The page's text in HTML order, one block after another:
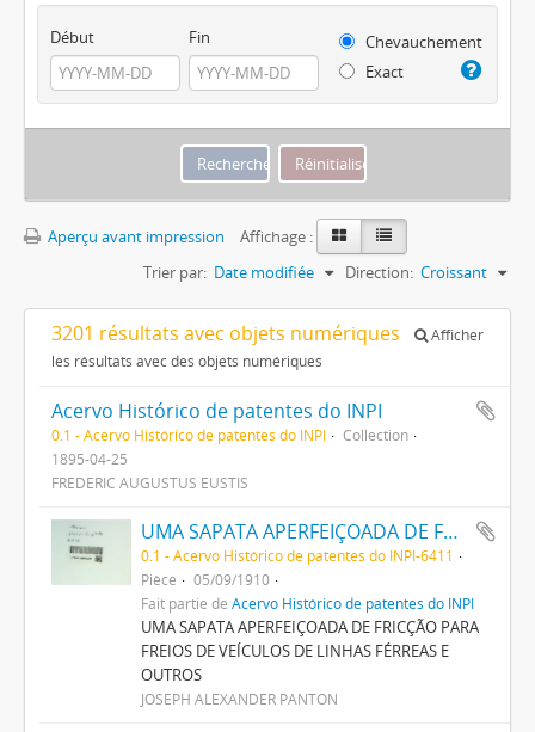
Début Fin
Chevauchement
Exact
Aperçu avant impression
Affichage :
Trier par: Date modifiée Direction: Croissant
3201 résultats avec objets numériques
Afficher
les résultats avec des objets numériques
Acervo Histórico de patentes do INPI
0.1 - Acervo Histórico de patentes do INPI
Collection
1895-04-25
FREDERIC AUGUSTUS EUSTIS
UMA SAPATA APERFEIÇOADA DE FRICÇÃO PARA FREIOS DE VEHICULOS DE LINHAS FERREAS E OUTROS
0.1 - Acervo Histórico de patentes do INPI-6411
Pièce
05/09/1910
Fait partie de Acervo Histórico de patentes do INPI
UMA SAPATA APERFEIÇOADA DE FRICÇÃO PARA
FREIOS DE VEÍCULOS DE LINHAS FÉRREAS E
OUTROS
JOSEPH ALEXANDER PANTON